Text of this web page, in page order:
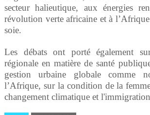
secteur halieutique, aux énergies
révolution verte africaine et à
soie.
Les débats ont porté également
régionale en matière de santé
gestion urbaine globale comme
l’Afrique, sur la condition de la
changement climatique et